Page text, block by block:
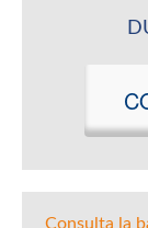
Consulta la